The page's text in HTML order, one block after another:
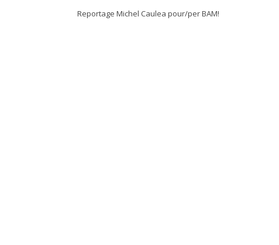
Reportage Michel Caulea pour/per BAM!